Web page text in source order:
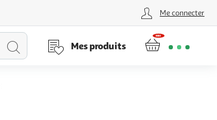
Me connecter
Lancer
Mes produits